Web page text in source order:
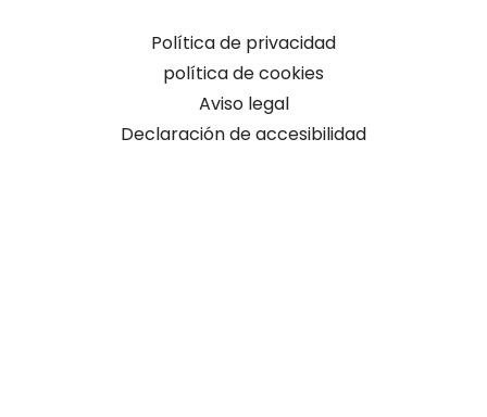
Política de privacidad
política de cookies
Aviso legal
Declaración de accesibilidad